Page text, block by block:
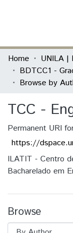
Communities &
All of DSpace
Home
BDTCC1 -
Browse by
TCC -
Permanent URI
https://
ILATIT - Centro
Bacharelado em
Browse